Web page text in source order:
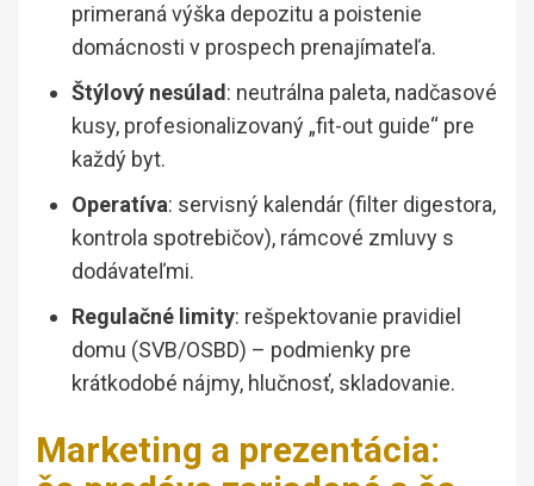
primeraná výška depozitu a poistenie
domácnosti v prospech prenajímateľa.
Štýlový nesúlad: neutrálna paleta, nadčasové
kusy, profesionalizovaný „fit-out guide“ pre
každý byt.
Operatíva: servisný kalendár (filter digestora,
kontrola spotrebičov), rámcové zmluvy s
dodávateľmi.
Regulačné limity: rešpektovanie pravidiel
domu (SVB/OSBD) – podmienky pre
krátkodobé nájmy, hlučnosť, skladovanie.
Marketing a prezentácia: